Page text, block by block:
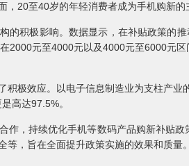
20至40岁的年轻消费者成为手机购新的
的积极影响。数据显示，在补贴政策的
2000元至4000元以及4000元至6000元
积极效应。以电子信息制造业为支柱产
高达97.5%。
作，持续优化手机等数码产品购新补贴
，旨在全面提升政策实施的效果和质量。